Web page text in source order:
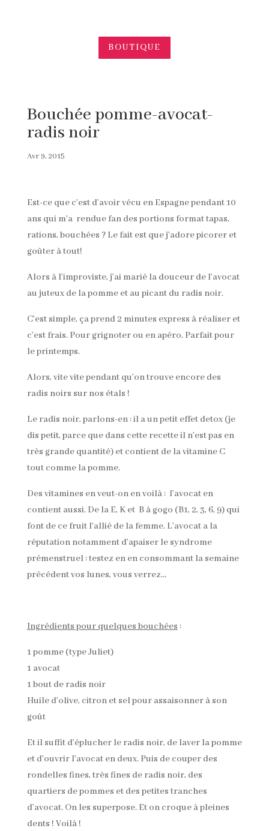
BOUTIQUE
Bouchée pomme-avocat-
radis noir
Avr 9, 2015
Est-ce que c’est d’avoir vécu en Espagne pendant 10
ans qui m’a rendue fan des portions format tapas,
rations, bouchées ? Le fait est que j’adore picorer et
goûter à tout!
Alors à l’improviste, j’ai marié la douceur de l’avocat
au juteux de la pomme et au picant du radis noir.
C’est simple, ça prend 2 minutes express à réaliser et
c’est frais. Pour grignoter ou en apéro. Parfait pour
le printemps.
Alors, vite vite pendant qu’on trouve encore des
radis noirs sur nos étals !
Le radis noir, parlons-en : il a un petit effet detox (je
dis petit, parce que dans cette recette il n’est pas en
très grande quantité) et contient de la vitamine C
tout comme la pomme.
Des vitamines en veut-on en voilà : l’avocat en
contient aussi. De la E, K et B à gogo (B1, 2, 3, 6, 9) qui
font de ce fruit l’allié de la femme. L’avocat a la
réputation notamment d’apaiser le syndrome
prémenstruel : testez en en consommant la semaine
précédent vos lunes, vous verrez…
Ingrédients pour quelques bouchées :
1 pomme (type Juliet)
1 avocat
1 bout de radis noir
Huile d’olive, citron et sel pour assaisonner à son
goût
Et il suffit d’éplucher le radis noir, de laver la pomme
et d’ouvrir l’avocat en deux. Puis de couper des
rondelles fines, très fines de radis noir, des
quartiers de pommes et des petites tranches
d’avocat. On les superpose. Et on croque à pleines
dents ! Voilà !